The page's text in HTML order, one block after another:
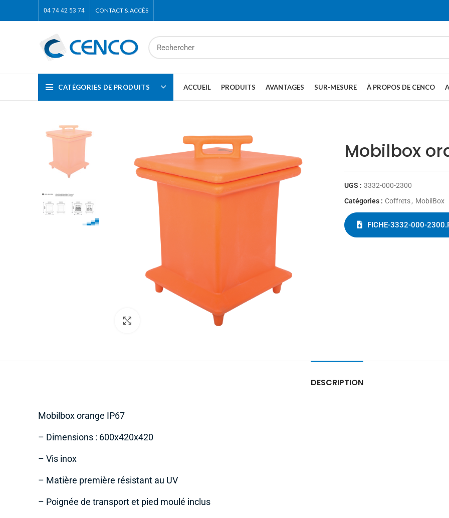
04 74 42 53 74 CONTACT & ACCÈS
CATÉGORIES DE PRODUITS ACCUEIL PRODUITS AVANTAGES SUR-MESURE À PROPOS DE CENCO
Mobilbox
UGS : 3332-000-2300
Catégories : Coffrets, MobilBox
FICHE-3332-000-
DESCRIPTION
Mobilbox orange IP67
– Dimensions : 600x420x420
– Vis inox
– Matière première résistant au UV
– Poignée de transport et pied moulé inclus